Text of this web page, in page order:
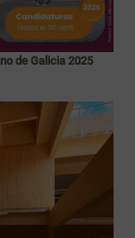
de Galicia 2025